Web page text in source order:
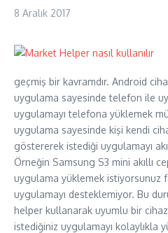
8 Aralık 2017
geçmiş bir kavramdır. Android
uygulama sayesinde telefon ile
uygulamayı telefona yüklemek
uygulama sayesinde kişi kendi
göstererek istediği uygulamayı
Örneğin Samsung S3 mini akıllı
uygulama yüklemek istiyorsunuz
uygulamayı desteklemiyor. Bu
helper kullanarak uyumlu bir
istediğiniz uygulamayı kolaylıkla